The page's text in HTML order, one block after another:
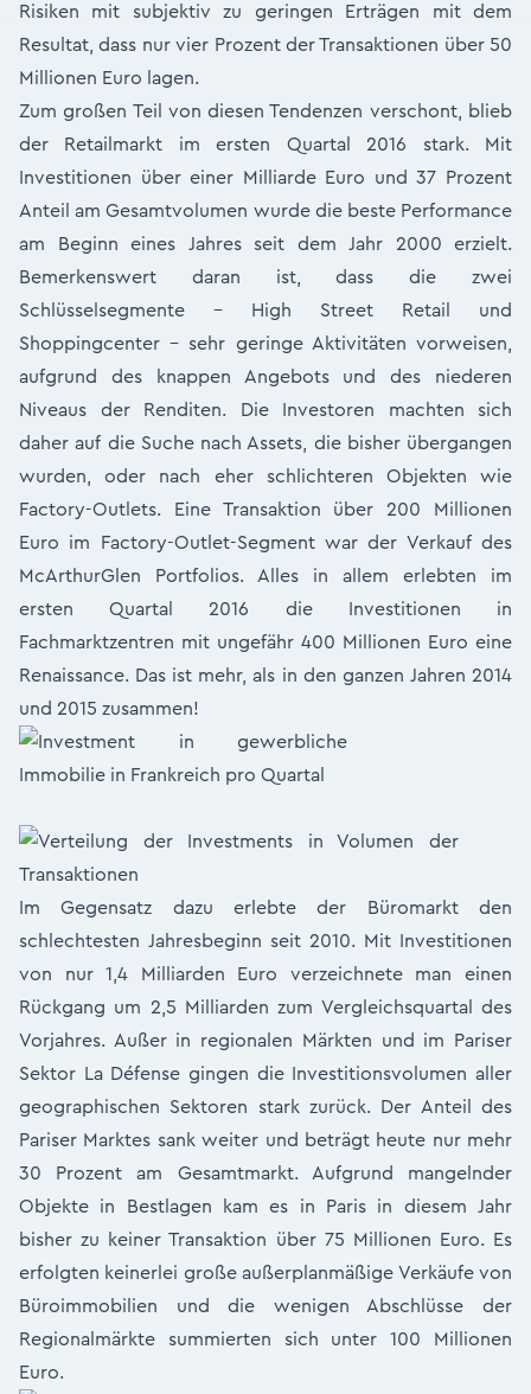
Risiken mit subjektiv zu geringen Erträgen mit dem
Resultat, dass nur vier Prozent der Transaktionen über 50
Millionen Euro lagen.
Zum großen Teil von diesen Tendenzen verschont, blieb
der Retailmarkt im ersten Quartal 2016 stark. Mit
Investitionen über einer Milliarde Euro und 37 Prozent
Anteil am Gesamtvolumen wurde die beste Performance
am Beginn eines Jahres seit dem Jahr 2000 erzielt.
Bemerkenswert daran ist, dass die zwei
Schlüsselsegmente – High Street Retail und
Shoppingcenter – sehr geringe Aktivitäten vorweisen,
aufgrund des knappen Angebots und des niederen
Niveaus der Renditen. Die Investoren machten sich
daher auf die Suche nach Assets, die bisher übergangen
wurden, oder nach eher schlichteren Objekten wie
Factory-Outlets. Eine Transaktion über 200 Millionen
Euro im Factory-Outlet-Segment war der Verkauf des
McArthurGlen Portfolios. Alles in allem erlebten im
ersten Quartal 2016 die Investitionen in
Fachmarktzentren mit ungefähr 400 Millionen Euro eine
Renaissance. Das ist mehr, als in den ganzen Jahren 2014
und 2015 zusammen!
Im Gegensatz dazu erlebte der Büromarkt den
schlechtesten Jahresbeginn seit 2010. Mit Investitionen
von nur 1,4 Milliarden Euro verzeichnete man einen
Rückgang um 2,5 Milliarden zum Vergleichsquartal des
Vorjahres. Außer in regionalen Märkten und im Pariser
Sektor La Défense gingen die Investitionsvolumen aller
geographischen Sektoren stark zurück. Der Anteil des
Pariser Marktes sank weiter und beträgt heute nur mehr
30 Prozent am Gesamtmarkt. Aufgrund mangelnder
Objekte in Bestlagen kam es in Paris in diesem Jahr
bisher zu keiner Transaktion über 75 Millionen Euro. Es
erfolgten keinerlei große außerplanmäßige Verkäufe von
Büroimmobilien und die wenigen Abschlüsse der
Regionalmärkte summierten sich unter 100 Millionen
Euro.